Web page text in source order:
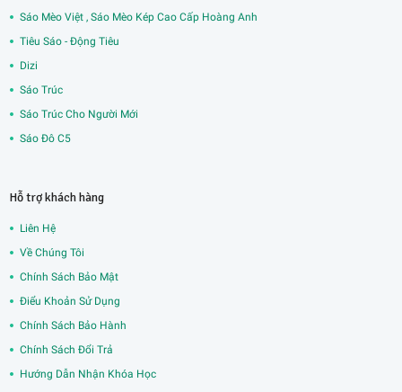
Sáo Mèo Việt , Sáo Mèo Kép Cao Cấp Hoàng Anh
Tiêu Sáo - Động Tiêu
Dizi
Sáo Trúc
Sáo Trúc Cho Người Mới
Sáo Đô C5
Hỗ trợ khách hàng
Liên Hệ
Về Chúng Tôi
Chính Sách Bảo Mật
Điểu Khoản Sử Dụng
Chính Sách Bảo Hành
Chính Sách Đổi Trả
Hướng Dẫn Nhận Khóa Học